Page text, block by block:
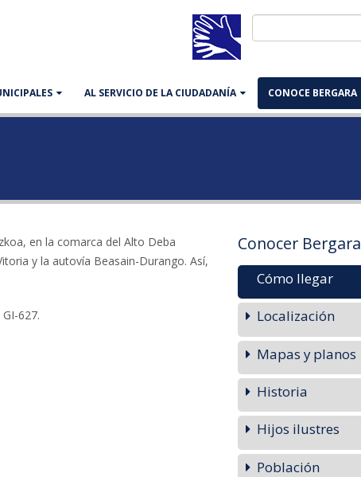
AL SERVICIO DE LA CIUDADANÍA CONOCE BERGARA
en la comarca del Alto Deba
y la autovía Beasain-Durango. Así,
627.
Conocer Bergara
Cómo llegar
Localización
Mapas y planos
Historia
Hijos ilustres
Población